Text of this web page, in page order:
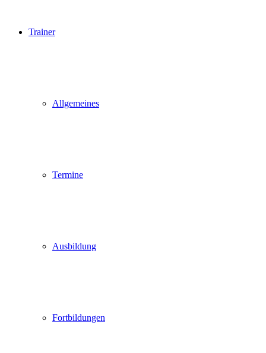
Trainer
Allgemeines
Termine
Ausbildung
Fortbildungen